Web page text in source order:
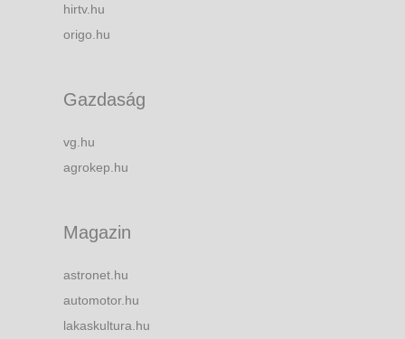
hirtv.hu
origo.hu
Gazdaság
vg.hu
agrokep.hu
Magazin
astronet.hu
automotor.hu
lakaskultura.hu